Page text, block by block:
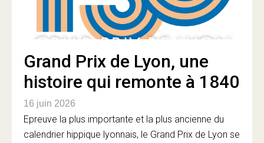
Grand Prix de Lyon, une
histoire qui remonte à 1840
16 juin 2026
Epreuve la plus importante et la plus ancienne du
calendrier hippique lyonnais, le Grand Prix de Lyon se